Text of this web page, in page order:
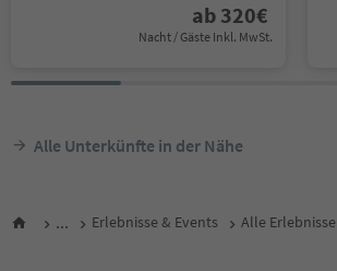
ab 320€
Nacht / Gäste Inkl. MwSt.
Alle Unterkünfte in der Nähe
... Erlebnisse & Events Alle Erlebnisse